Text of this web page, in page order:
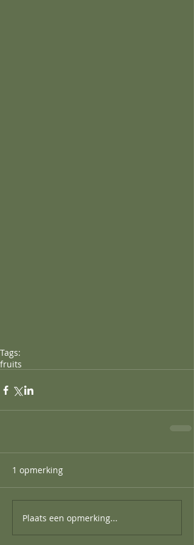
Tags:
fruits
1 opmerking
Plaats een opmerking...